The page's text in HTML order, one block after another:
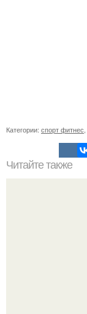
Категории: спорт фитнес
Читайте также